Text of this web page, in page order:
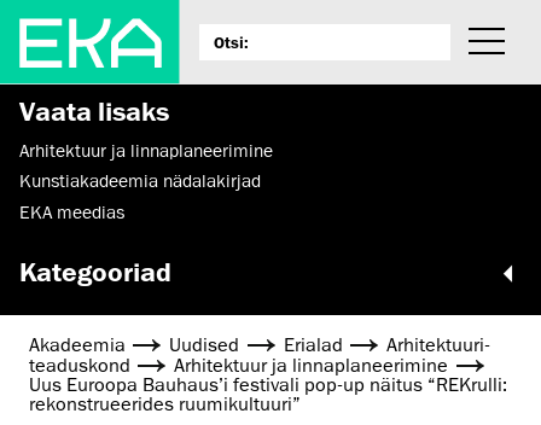
Vaata lisaks
Arhitektuur ja linnaplaneerimine
Kunstiakadeemia nädalakirjad
EKA meedias
Kategooriad
Akadeemia Uudised Erialad
Arhitektuuri­
teaduskond
Arhitektuur ja linnaplaneerimine
Uus Euroopa Bauhaus’i festivali pop-up näitus “REKrulli:
rekonstrueerides ruumikultuuri”